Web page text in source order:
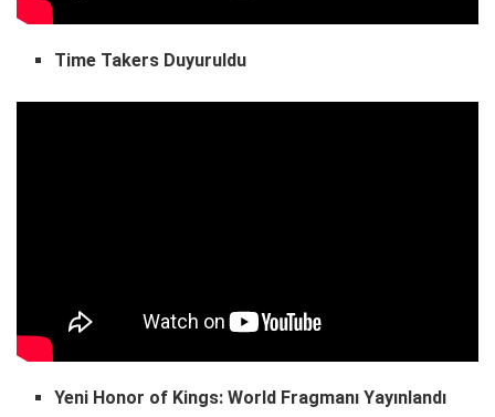
Time Takers Duyuruldu
Yeni Honor of Kings: World Fragmanı Yayınlandı